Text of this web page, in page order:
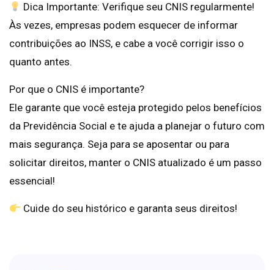
Dica Importante: Verifique seu CNIS regularmente!
Às vezes, empresas podem esquecer de informar
contribuições ao INSS, e cabe a você corrigir isso o
quanto antes.
Por que o CNIS é importante?
Ele garante que você esteja protegido pelos benefícios
da Previdência Social e te ajuda a planejar o futuro com
mais segurança. Seja para se aposentar ou para
solicitar direitos, manter o CNIS atualizado é um passo
essencial!
Cuide do seu histórico e garanta seus direitos!